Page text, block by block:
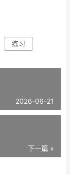
练习
2026-06-21
下一篇 »